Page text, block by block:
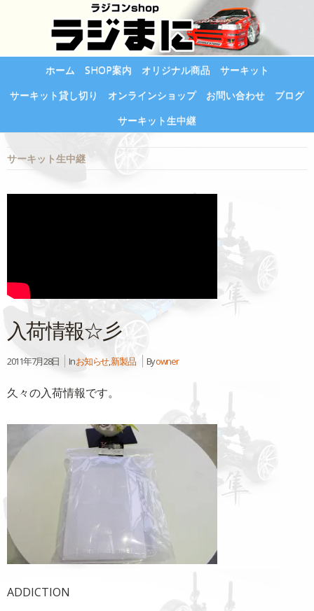
ホーム SHOP案内 オリジナル商品
サーキット
サーキット貸し切り
オンラインショップ お問い合わせ
ブログ
サーキット生中継
サーキット生中継
入荷情報☆彡
2011年7月28日 Inお知らせ,新製品 Byowner
久々の入荷情報です。
ADDICTION